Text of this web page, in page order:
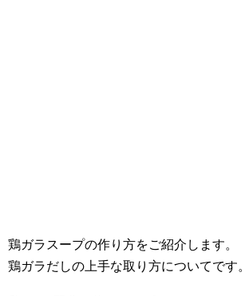
鶏ガラスープの作り方をご紹介します。
鶏ガラだしの上手な取り方についてです。